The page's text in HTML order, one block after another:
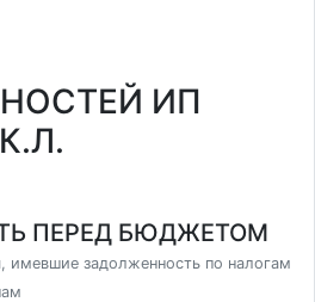
ИП
ПЕРЕД БЮДЖЕТОМ
имевшие задолженность по налогам